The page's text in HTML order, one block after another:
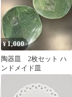
¥1,000
陶器皿 2枚セット ハ
ンドメイド皿